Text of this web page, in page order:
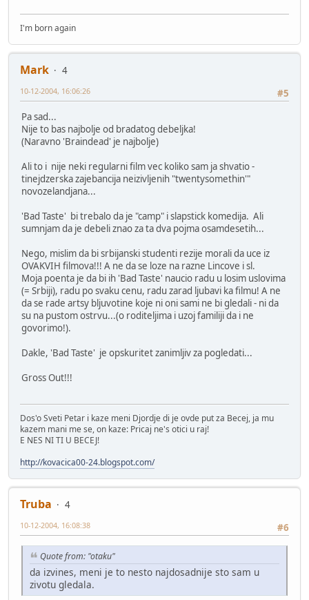
I'm born again
Mark
4
#5
10-12-2004, 16:06:26
Pa sad...
Nije to bas najbolje od bradatog debeljka!
(Naravno 'Braindead' je najbolje)
Ali to i nije neki regularni film vec koliko sam ja shvatio -
tinejdzerska zajebancija neizivljenih "twentysomethin'"
novozelandjana...
'Bad Taste' bi trebalo da je "camp" i slapstick komedija. Ali
sumnjam da je debeli znao za ta dva pojma osamdesetih...
Nego, mislim da bi srbijanski studenti rezije morali da uce iz
OVAKVIH filmova!!! A ne da se loze na razne Lincove i sl.
Moja poenta je da bi ih 'Bad Taste' naucio radu u losim uslovima
(= Srbiji), radu po svaku cenu, radu zarad ljubavi ka filmu! A ne
da se rade artsy bljuvotine koje ni oni sami ne bi gledali - ni da
su na pustom ostrvu...(o roditeljima i uzoj familiji da i ne
govorimo!).
Dakle, 'Bad Taste' je opskuritet zanimljiv za pogledati...
Gross Out!!!
Dos'o Sveti Petar i kaze meni Djordje di je ovde put za Becej, ja mu
kazem mani me se, on kaze: Pricaj ne's otici u raj!
E NES NI TI U BECEJ!
http://kovacica00-24.blogspot.com/
Truba
4
#6
10-12-2004, 16:08:38
Quote from: "otaku"
da izvines, meni je to nesto najdosadnije sto sam u
zivotu gledala.